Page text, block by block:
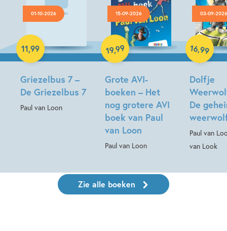
01-10-2026
Griezelbus 7 –
De Griezelbus 7
Paul van Loon
11,99
Luisterboek
15-09-2026
Grote AVI-
boeken – Het
nog grotere AVI
boek van Paul
van Loon
Paul van Loon
19,99
Hardcover
03-09-2026
Dolfje
De
Paul van
van Look
16,99
Hardcover
Zie alle boeken